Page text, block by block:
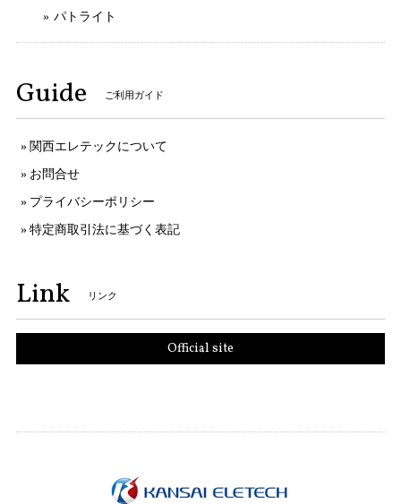
パトライト
Guide ご利用ガイド
関西エレテックについて
お問合せ
プライバシーポリシー
特定商取引法に基づく表記
Link リンク
Official site